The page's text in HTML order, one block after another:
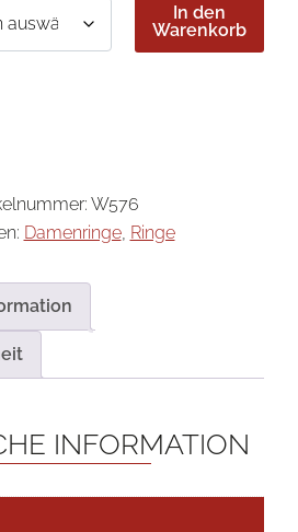
In den
Warenkorb
W576
Damenringe, Ringe
INFORMATION